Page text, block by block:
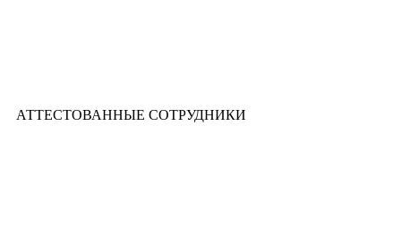
АТТЕСТОВАННЫЕ СОТРУДНИКИ